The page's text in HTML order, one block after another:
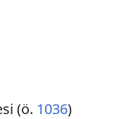
(ö. 1036)